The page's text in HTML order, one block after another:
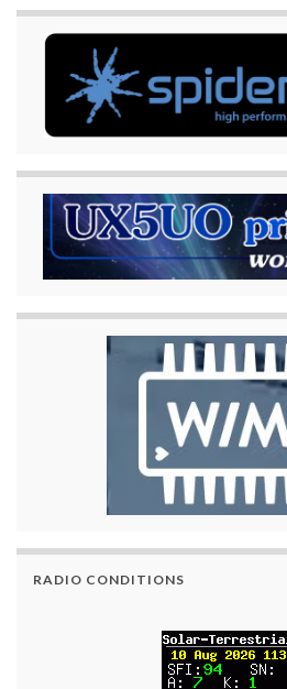
RADIO CONDITIONS